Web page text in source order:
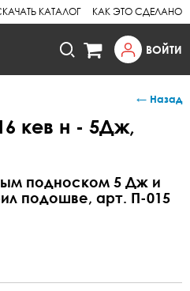
КАТАЛОГ КАК ЭТО СДЕЛАНО
ВОЙТИ
← Назад
кев н - 5Дж,
подноском 5 Дж и
подошве, арт. П-015